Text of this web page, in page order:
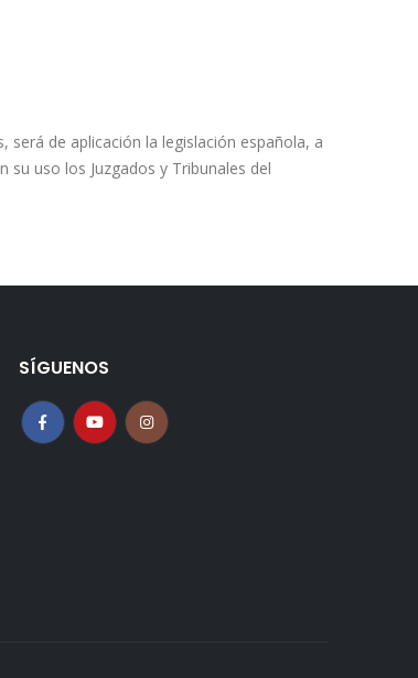
de aplicación la legislación española, a
uso los Juzgados y Tribunales del
SÍGUENOS